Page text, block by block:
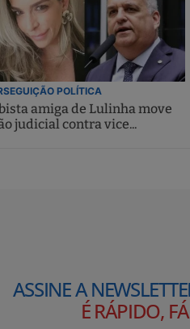
POLÍTICA
amiga de Lulinha move
judicial contra vice...
ASSINE A
É RÁPIDO,